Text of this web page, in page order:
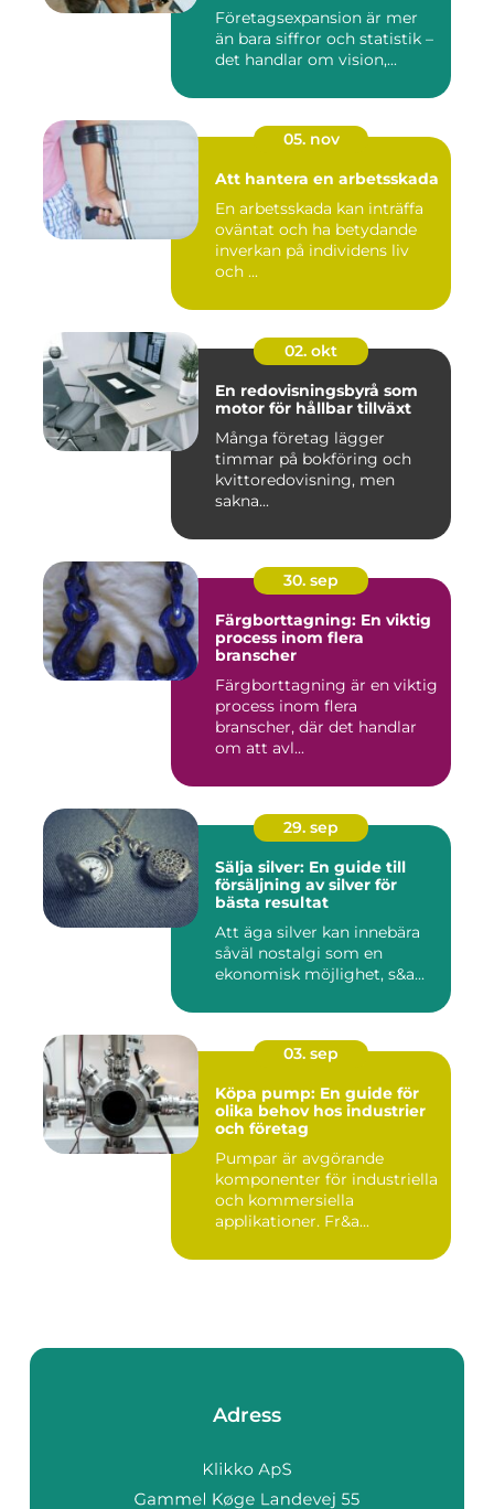
Företagsexpansion är mer
än bara siffror och statistik –
det handlar om vision,...
05. nov
Att hantera en arbetsskada
En arbetsskada kan inträffa
oväntat och ha betydande
inverkan på individens liv
och ...
02. okt
En redovisningsbyrå som
motor för hållbar tillväxt
Många företag lägger
timmar på bokföring och
kvittoredovisning, men
sakna...
30. sep
Färgborttagning: En viktig
process inom flera
branscher
Färgborttagning är en viktig
process inom flera
branscher, där det handlar
om att avl...
29. sep
Sälja silver: En guide till
försäljning av silver för
bästa resultat
Att äga silver kan innebära
såväl nostalgi som en
ekonomisk möjlighet, s&a...
03. sep
Köpa pump: En guide för
olika behov hos industrier
och företag
Pumpar är avgörande
komponenter för industriella
och kommersiella
applikationer. Fr&a...
Adress